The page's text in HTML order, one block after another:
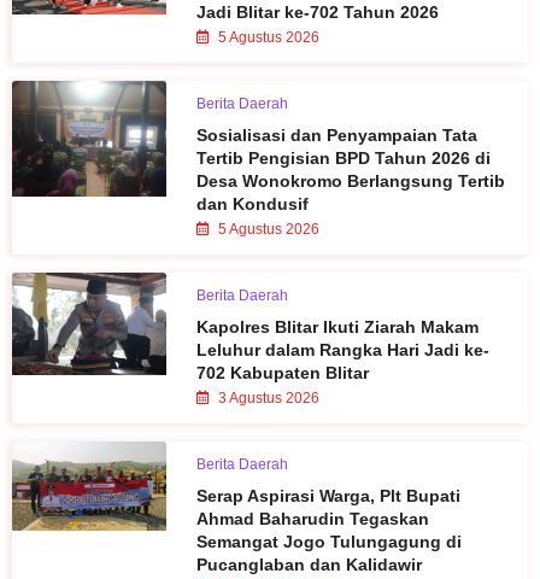
Jadi Blitar ke-702 Tahun 2026
5 Agustus 2026
Berita Daerah
Sosialisasi dan Penyampaian Tata
Tertib Pengisian BPD Tahun 2026 di
Desa Wonokromo Berlangsung Tertib
dan Kondusif
5 Agustus 2026
Berita Daerah
Kapolres Blitar Ikuti Ziarah Makam
Leluhur dalam Rangka Hari Jadi ke-
702 Kabupaten Blitar
3 Agustus 2026
Berita Daerah
Serap Aspirasi Warga, Plt Bupati
Ahmad Baharudin Tegaskan
Semangat Jogo Tulungagung di
Pucanglaban dan Kalidawir